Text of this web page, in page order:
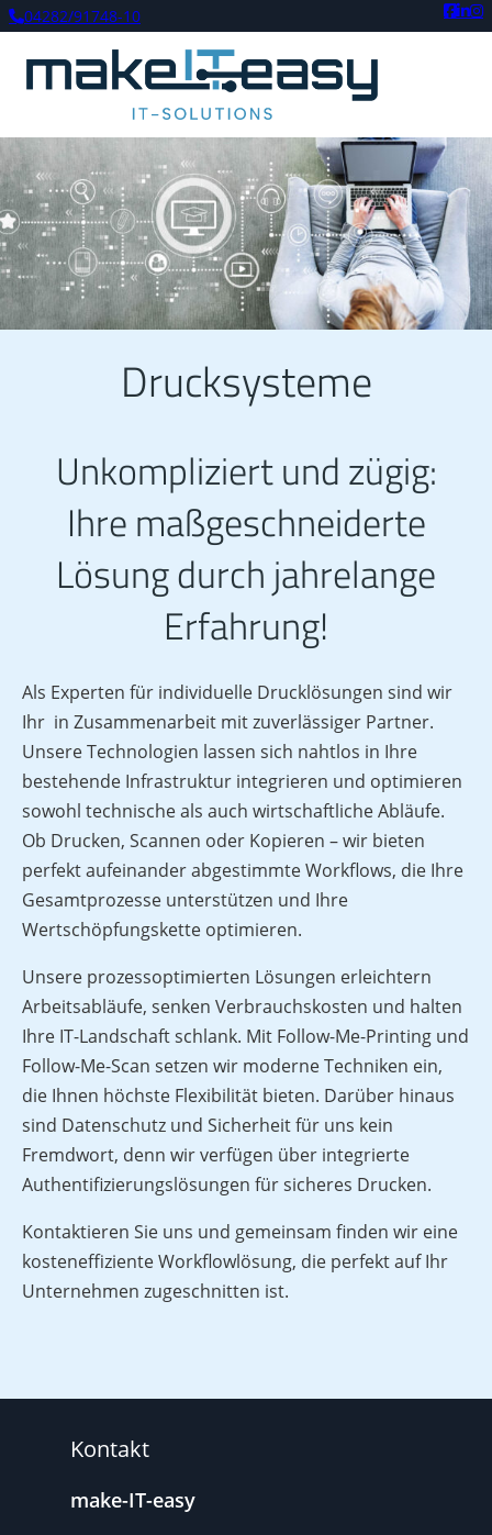
04282/91748-10
Drucksysteme
Unkompliziert und zügig:
Ihre maßgeschneiderte
Lösung durch jahrelange
Erfahrung!
Als Experten für individuelle Drucklösungen sind wir
Ihr in Zusammenarbeit mit zuverlässiger Partner.
Unsere Technologien lassen sich nahtlos in Ihre
bestehende Infrastruktur integrieren und optimieren
sowohl technische als auch wirtschaftliche Abläufe.
Ob Drucken, Scannen oder Kopieren – wir bieten
perfekt aufeinander abgestimmte Workflows, die Ihre
Gesamtprozesse unterstützen und Ihre
Wertschöpfungskette optimieren.
Unsere prozessoptimierten Lösungen erleichtern
Arbeitsabläufe, senken Verbrauchskosten und halten
Ihre IT-Landschaft schlank. Mit Follow-Me-Printing und
Follow-Me-Scan setzen wir moderne Techniken ein,
die Ihnen höchste Flexibilität bieten. Darüber hinaus
sind Datenschutz und Sicherheit für uns kein
Fremdwort, denn wir verfügen über integrierte
Authentifizierungslösungen für sicheres Drucken.
Kontaktieren Sie uns und gemeinsam finden wir eine
kosteneffiziente Workflowlösung, die perfekt auf Ihr
Unternehmen zugeschnitten ist.
Kontakt
make-IT-easy